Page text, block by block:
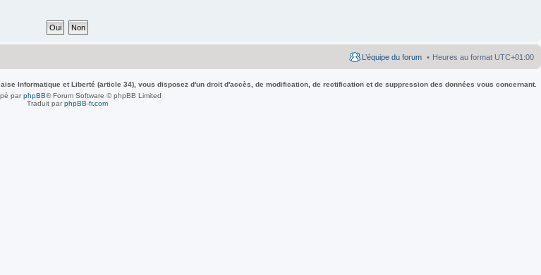
Heures au format UTC+01:00
L’équipe du forum
Informatique et Liberté (article 34), vous disposez d'un droit d'accès, de modification, de rectification et de suppression des données vous concernant.
parphpBB® Forum Software © phpBB Limited
Traduit parphpBB-fr.com